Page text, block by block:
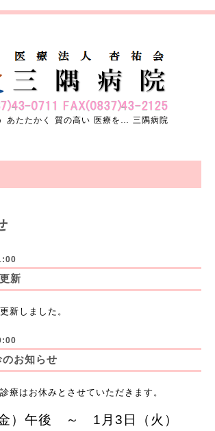
あたたかく 質の高い 医療を… 三隅病院
せ
新
新しました。
お知らせ
療はお休みとさせていただきます。
）午後 ～ 1月3日（火）